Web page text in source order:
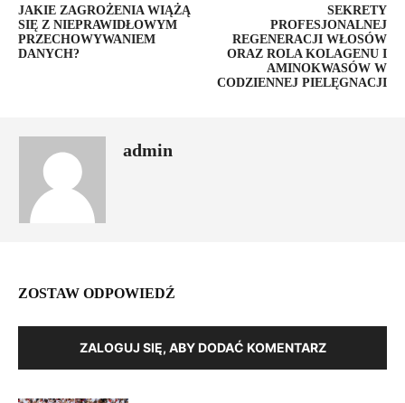
JAKIE ZAGROŻENIA WIĄŻĄ
SIĘ Z NIEPRAWIDŁOWYM
PRZECHOWYWANIEM
DANYCH?
SEKRETY
PROFESJONALNEJ
REGENERACJI WŁOSÓW
ORAZ ROLA KOLAGENU I
AMINOKWASÓW W
CODZIENNEJ PIELĘGNACJI
admin
ZOSTAW ODPOWIEDŹ
ZALOGUJ SIĘ, ABY DODAĆ KOMENTARZ